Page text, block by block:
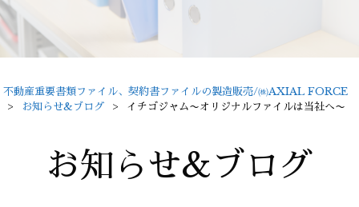
不動産重要書類ファイル、契約書ファイルの製造販売/㈱AXIAL FORCE
>
お知らせ&ブログ > イチゴジャム〜オリジナルファイルは当社へ〜
お知らせ&ブログ